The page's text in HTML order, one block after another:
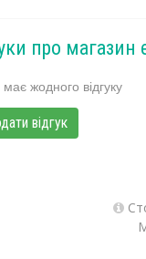
про магазин
жодного відгуку
відгук